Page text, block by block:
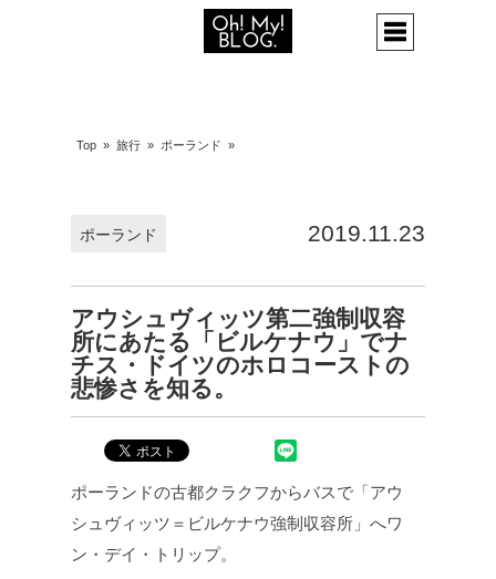
Top » 旅行 » ポーランド »
2019.11.23
ポーランド
アウシュヴィッツ第二強制収容
所にあたる「ビルケナウ」でナ
チス・ドイツのホロコーストの
悲惨さを知る。
ポーランドの古都クラクフからバスで「アウ
シュヴィッツ＝ビルケナウ強制収容所」へワ
ン・デイ・トリップ。